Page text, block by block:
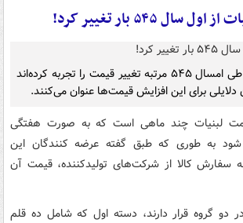
سال ۵۴۵ بار تغییر کرد!
انواع محصولات لبنی طی امسال ۵۴۵ مرتبه تغییر قیمت را تجربه کرده‌اند
برای این افزایش قیمت‌ها عنوان می‌کنند.
لبنیات چند ماهی است که به صورت هفتگی
به طوری که طبق گفته عرضه کنندگان این
سفارش کالا از شرکت‌های تولیدکننده، قیمت آن
دو گروه قرار دارند، دسته اول که شامل ده قلم